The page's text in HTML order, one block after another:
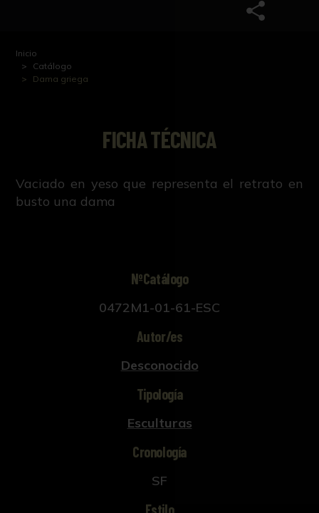
Inicio
Catálogo
Dama griega
FICHA TÉCNICA
Vaciado en yeso que representa el retrato en
busto una dama
NºCatálogo
0472M1-01-61-ESC
Autor/es
Desconocido
Tipología
Esculturas
Cronología
SF
Estilo